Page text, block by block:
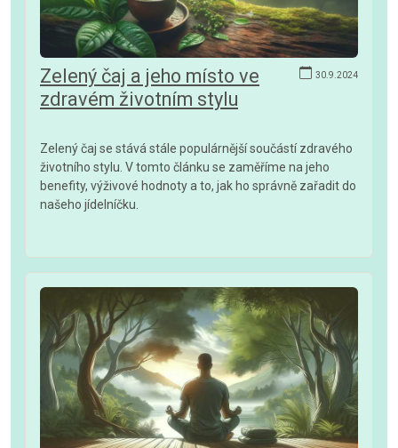
30.9.2024
Zelený čaj a jeho místo ve
zdravém životním stylu
Zelený čaj se stává stále populárnější součástí zdravého
životního stylu. V tomto článku se zaměříme na jeho
benefity, výživové hodnoty a to, jak ho správně zařadit do
našeho jídelníčku.